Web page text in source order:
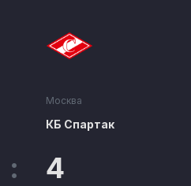
: 4
Москва
КБ Спартак